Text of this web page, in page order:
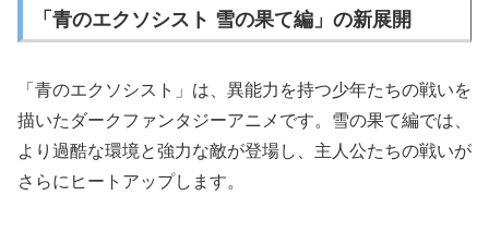
「青のエクソシスト 雪の果て編」の新展開
「青のエクソシスト」は、異能力を持つ少年たちの戦いを
描いたダークファンタジーアニメです。雪の果て編では、
より過酷な環境と強力な敵が登場し、主人公たちの戦いが
さらにヒートアップします。